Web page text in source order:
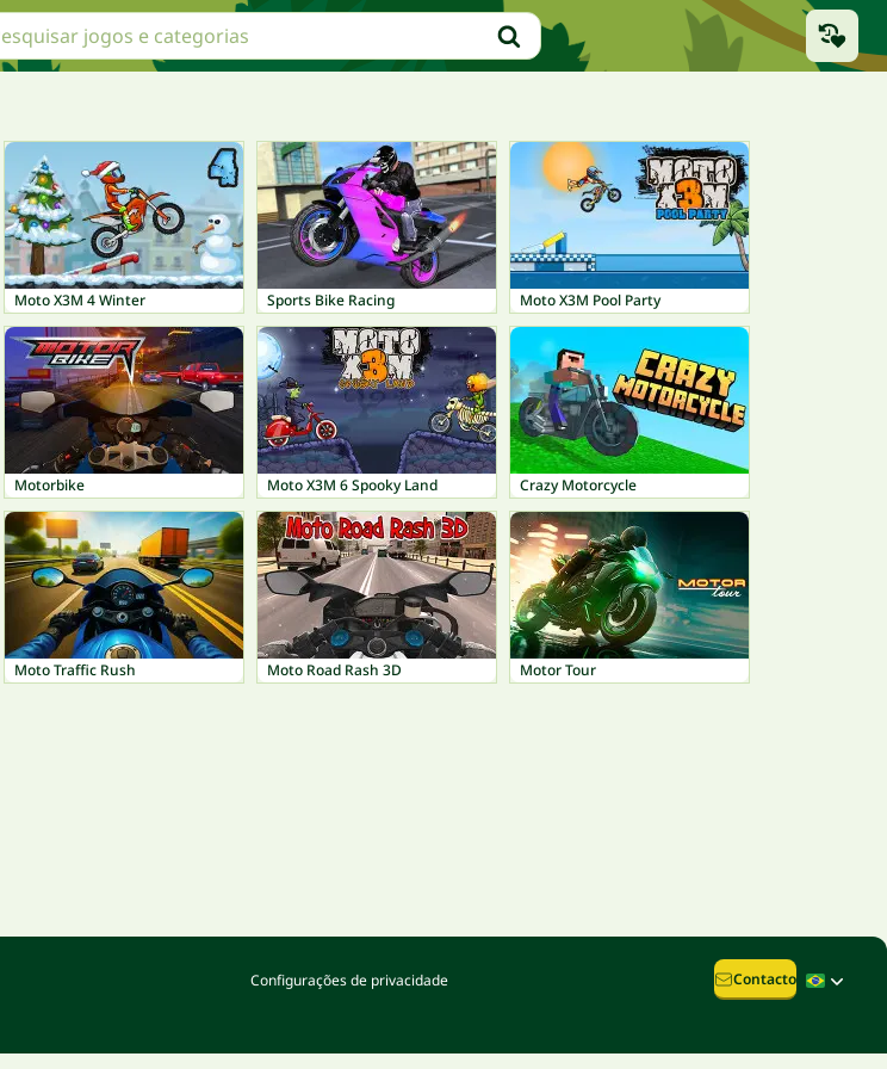
Moto X3M 4 Winter Sports Bike Racing Moto X3M Pool Party
Motorbike Moto X3M 6 Spooky Land Crazy Motorcycle
Moto Traffic Rush Moto Road Rash 3D Motor Tour
Configurações de privacidade Contacto